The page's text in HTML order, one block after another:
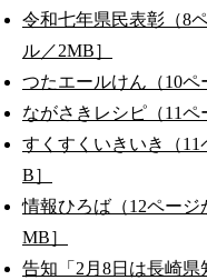
令和七年県民表彰（8
ル／2MB］
つたエールけん（10ペ
ながさきレシピ（11ペ
すくすくいきいき（11
B］
情報ひろば（12ページ
MB］
告知「2月8日は長崎